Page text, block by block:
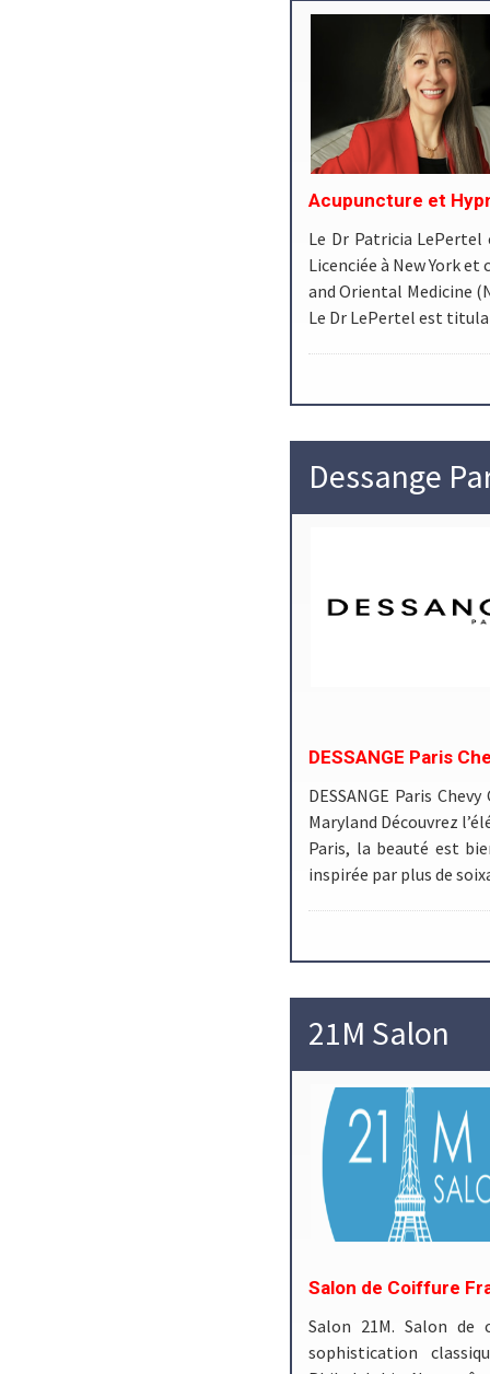
Acupuncture et
Le Dr Patricia
Licenciée à New York
and Oriental Medicine
Le Dr LePertel est
Dessange
DESSANGE Paris
DESSANGE Paris
Maryland Découvrez
Paris, la beauté est
inspirée par plus de
21M Salon
Salon de Coiffure
Salon 21M. Salon de
sophistication